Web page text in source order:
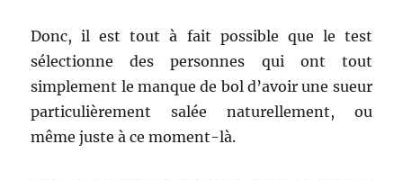
Donc, il est tout à fait possible que le test
sélectionne des personnes qui ont tout
simplement le manque de bol d’avoir une sueur
particulièrement salée naturellement, ou
même juste à ce moment-là.